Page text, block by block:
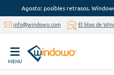
Agosto: posibles retrasos.
info@windowo.com El blog de
MENU